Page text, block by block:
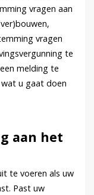
vragen aan
vragen
te
melding te
u gaat doen
aan het
te voeren als uw
Past uw